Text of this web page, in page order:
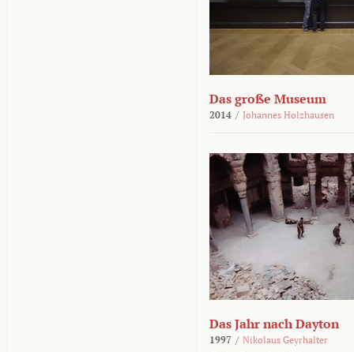
Das große Museum
2014 / Johannes Holzhausen
Das Jahr nach Dayton
1997 / Nikolaus Geyrhalter